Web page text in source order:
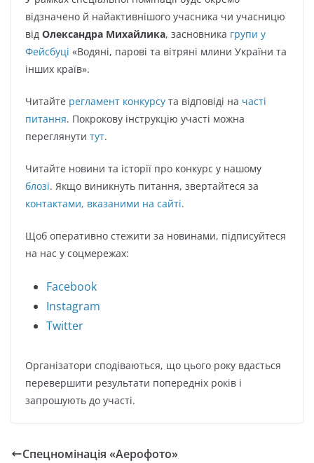
відзначено й найактивнішого учасника чи учасницю
від Олександра Михайлика, засновника групи у
Фейсбуці «Водяні, парові та вітряні млини України та
інших країв».
Читайте регламент конкурсу та відповіді на часті
питання. Покрокову інструкцію участі можна
переглянути тут.
Читайте новини та історії про конкурс у нашому
блозі. Якщо виникнуть питання, звертайтеся за
контактами, вказаними на сайті.
Щоб оперативно стежити за новинами, підписуйтеся
на нас у соцмережах:
Facebook
Instagram
Twitter
Організатори сподіваються, що цього року вдасться
перевершити результати попередніх років і
запрошують до участі.
Спецномінація «Аерофото»